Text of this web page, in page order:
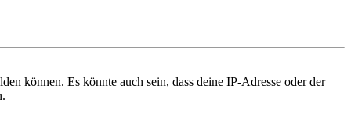
können. Es könnte auch sein, dass deine IP-Adresse oder der